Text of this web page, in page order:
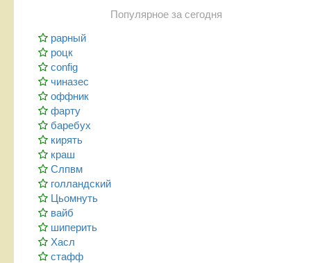
Популярное за сегодня
рарный
роцк
config
чиназес
оффник
фарту
баребух
кирять
краш
Слпвм
голландский
Цьомнуть
вайб
шиперить
Хасл
стафф